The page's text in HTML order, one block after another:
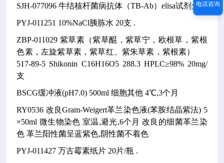
SJH-077096 牛结核杆菌病抗体（TB-Ab）elisa试剂盒
PYJ-011251 10%NaCl胰胨水 20支 .
ZBP-011029 紫草素（紫草醌，紫草宁，欧根草，紫根
色素，左旋紫草素，紫草红、紫朱草素，紫根素）
517-89-5 Shikonin C16H16O5 288.3 HPLC≥98% 20mg/
支
BSCG缓冲液(pH7.0) 500ml 细胞其他 4℃,3个月
RY0536 改良Gram-Weigert革兰染色液(苯胺结晶紫法) 5
×50ml 微生物染色 室温,避光,6个月改良的细菌革兰染
色 革兰阳性菌呈蓝紫色,阴性菌不着色
PYJ-011427 万古霉素纸片 20片/瓶 .
电话咨询